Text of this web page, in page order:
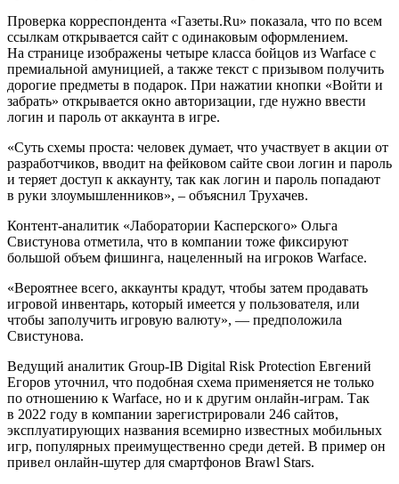
Проверка корреспондента «Газеты.Ru» показала, что по всем
ссылкам открывается сайт с одинаковым оформлением.
На странице изображены четыре класса бойцов из Warface c
премиальной амуницией, а также текст с призывом получить
дорогие предметы в подарок. При нажатии кнопки «Войти и
забрать» открывается окно авторизации, где нужно ввести
логин и пароль от аккаунта в игре.
«Суть схемы проста: человек думает, что участвует в акции от
разработчиков, вводит на фейковом сайте свои логин и пароль
и теряет доступ к аккаунту, так как логин и пароль попадают
в руки злоумышленников», – объяснил Трухачев.
Контент-аналитик «Лаборатории Касперского» Ольга
Свистунова отметила, что в компании тоже фиксируют
большой объем фишинга, нацеленный на игроков Warface.
«Вероятнее всего, аккаунты крадут, чтобы затем продавать
игровой инвентарь, который имеется у пользователя, или
чтобы заполучить игровую валюту», — предположила
Свистунова.
Ведущий аналитик Group-IB Digital Risk Protection Евгений
Егоров уточнил, что подобная схема применяется не только
по отношению к Warface, но и к другим онлайн-играм. Так
в 2022 году в компании зарегистрировали 246 сайтов,
эксплуатирующих названия всемирно известных мобильных
игр, популярных преимущественно среди детей. В пример он
привел онлайн-шутер для смартфонов Brawl Stars.